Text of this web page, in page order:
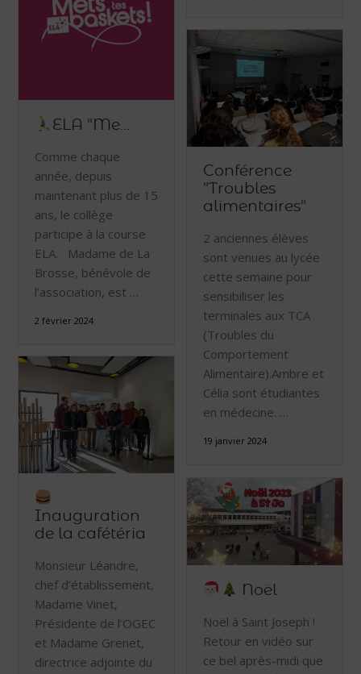
ELA "Me...
Comme chaque
année, depuis
maintenant plus de 15
ans, le collège
participe à la course
ELA. Madame de La
Brosse, bénévole de
l’association, est …
2 février 2024
Conférence
"Troubles
alimentaires"
2 anciennes élèves
sont venues au lycée
cette semaine pour
sensibiliser les
terminales aux TCA
(Troubles du
Comportement
Alimentaire).Ambre et
Célia sont étudiantes
en médecine. …
19 janvier 2024
Inauguration
de la cafétéria
Monsieur Léandre,
chef d’établissement,
Madame Vinet,
Présidente de l’OGEC
et Madame Grenet,
directrice adjointe du
Noël
Noël à Saint Joseph !
Retour en vidéo sur
ce bel après-midi que